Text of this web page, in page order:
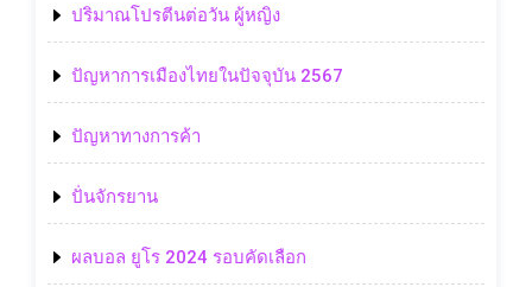
ปริมาณโปรตีนต่อวัน ผู้หญิง
ปัญหาการเมืองไทยในปัจจุบัน 2567
ปัญหาทางการค้า
ปั่นจักรยาน
ผลบอล ยูโร 2024 รอบคัดเลือก